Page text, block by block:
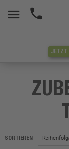
JETZT
SORTIEREN